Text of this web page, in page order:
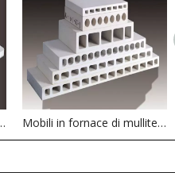
di Batts semplici Mobili in fornace di mullite di cordierite di pipistrelli estrusi